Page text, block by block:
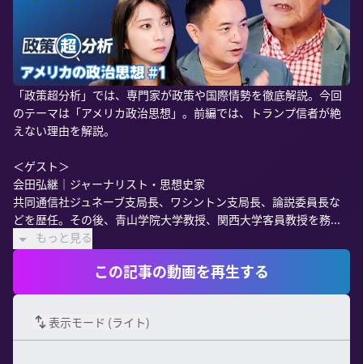
「政策超分析」では、専門家が政策や国際情勢を徹底解説。今回
のテーマは「アメリカ政治思想」。前編では、トランプ信者が絶
えない理由を解説。
＜ゲスト＞
会田弘継｜ジャーナリスト・思想史家
共同通信社ジュネーブ支局長、ワシントン支局長、論説委員長な
どを歴任。その後、青山学院大学教授、関西大学客員教授を務...
もっと見る
この記事の動画を再生する
表示モード (ライト)